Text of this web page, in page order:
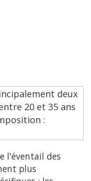
l'éventail des
plus